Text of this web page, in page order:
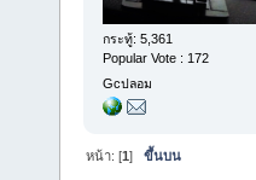
กระทู้: 5,361
Popular Vote : 172
Gcปลอม
หน้า: [1]ขึ้นบน